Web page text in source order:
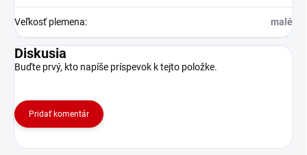
Veľkosť plemena: malé
Diskusia
Buďte prvý, kto napíše príspevok k tejto položke.
Pridať komentár